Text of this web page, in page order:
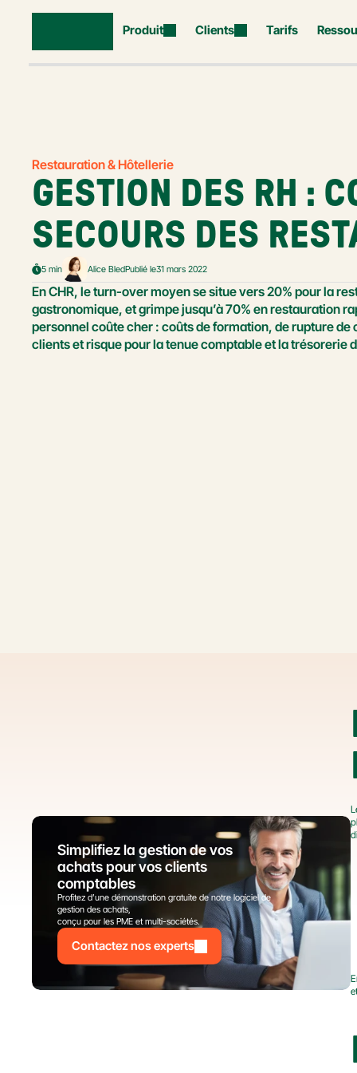
Produit Clients Tarifs
Restauration & Hôtellerie
GESTION DES RH :
SECOURS DES
5 min Alice BledPublié le31 mars 2022
En CHR, le turn-over moyen se situe vers 20% pour la
gastronomique, et grimpe jusqu’à 70% en restauration
personnel coûte cher : coûts de formation, de rupture
clients et risque pour la tenue comptable et la trésorerie
Simplifiez la gestion de vos
achats pour vos clients
comptables
Profitez d’une démonstration gratuite de notre logiciel de
gestion des achats,
conçu pour les PME et multi-sociétés.
Contactez nos experts